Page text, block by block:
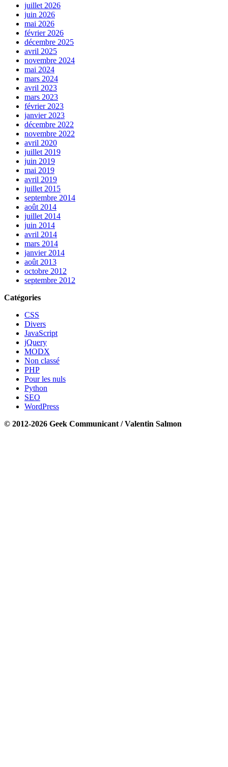
juillet 2026
juin 2026
mai 2026
février 2026
décembre 2025
avril 2025
novembre 2024
mai 2024
mars 2024
avril 2023
mars 2023
février 2023
janvier 2023
décembre 2022
novembre 2022
avril 2020
juillet 2019
juin 2019
mai 2019
avril 2019
juillet 2015
septembre 2014
août 2014
juillet 2014
juin 2014
avril 2014
mars 2014
janvier 2014
août 2013
octobre 2012
septembre 2012
Catégories
CSS
Divers
JavaScript
jQuery
MODX
Non classé
PHP
Pour les nuls
Python
SEO
WordPress
© 2012-2026 Geek Communicant / Valentin Salmon